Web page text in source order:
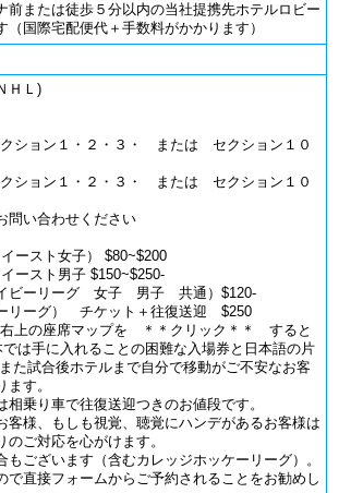
前または徒歩５分以内の当社提携先ホテルロビー
国際宅配便代＋手数料がかかります）
ＨＬ)
ション１・２・３・ または セクション１０
ション１・２・３・ または セクション１０
問い合わせください
ースト女子） $80~$200
ースト男子 $150~$250-
ビーリーグ 女子 男子 共通）$120-
リーグ） チケット＋往復送迎 $250
右上の座席マップを ＊＊クリック＊＊ すると
は手に入れることの困難な入場券と日本語の片
た試合後ホテルまで自分で移動がご不安なお客
す。
乗り車で往復送迎つきのお値段です。
客様、もしも視覚、聴覚にハンデがあるお客様は
ご対応を心がけます。
ございます（含むカレッジホッケーリーグ）。
直接フォームからご予約されることをお勧めし